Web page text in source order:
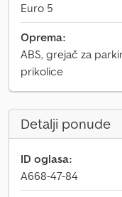
Euro 5
Oprema:
ABS, grejač za
prikolice
Detalji ponude
ID oglasa:
A668-47-84